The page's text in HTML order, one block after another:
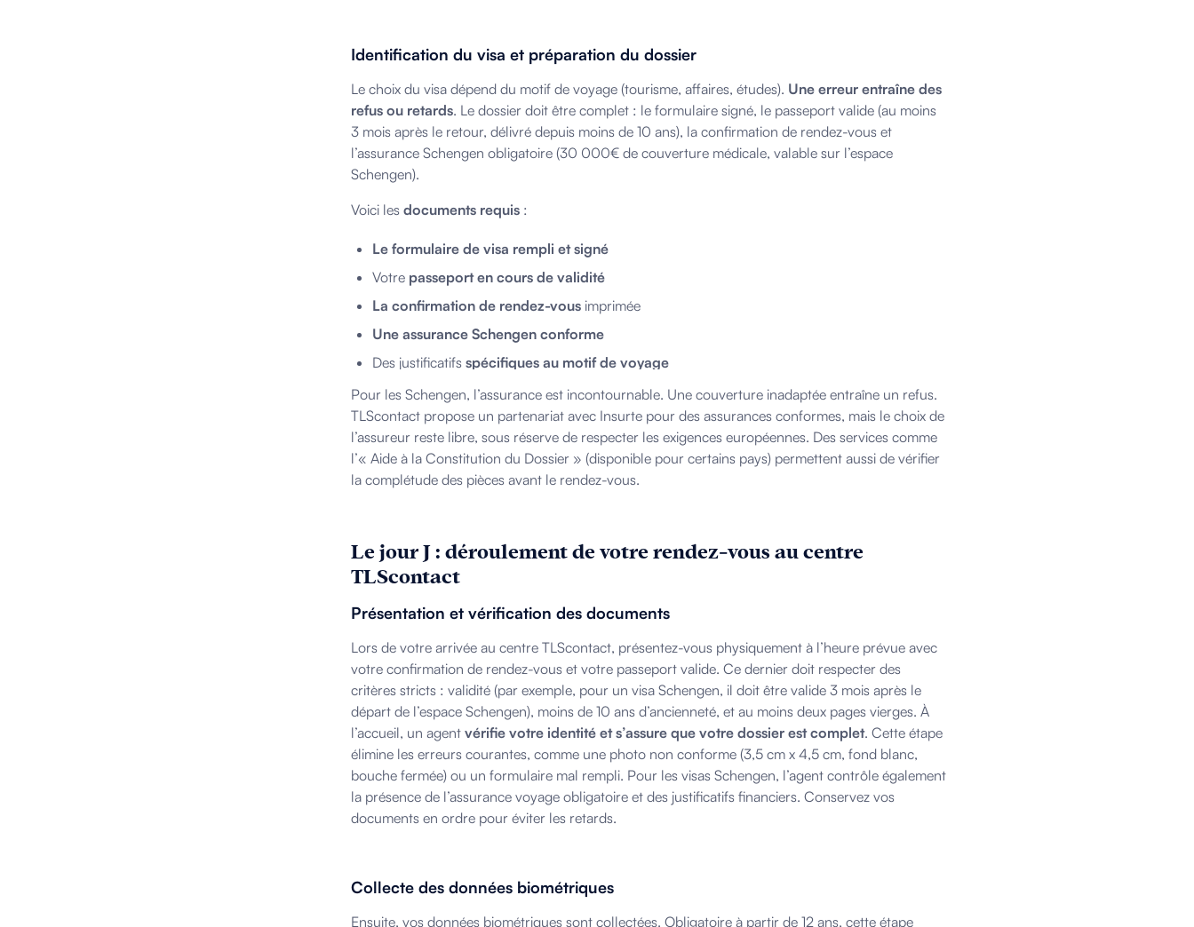
Identification du visa et préparation du dossier
Le choix du visa dépend du motif de voyage (tourisme, affaires, études). Une erreur entraîne des
refus ou retards. Le dossier doit être complet : le formulaire signé, le passeport valide (au moins
3 mois après le retour, délivré depuis moins de 10 ans), la confirmation de rendez-vous et
l’assurance Schengen obligatoire (30 000€ de couverture médicale, valable sur l’espace
Schengen).
Voici les documents requis :
Le formulaire de visa rempli et signé
Votre passeport en cours de validité
La confirmation de rendez-vous imprimée
Une assurance Schengen conforme
Des justificatifs spécifiques au motif de voyage
Pour les Schengen, l’assurance est incontournable. Une couverture inadaptée entraîne un refus.
TLScontact propose un partenariat avec Insurte pour des assurances conformes, mais le choix de
l’assureur reste libre, sous réserve de respecter les exigences européennes. Des services comme
l’« Aide à la Constitution du Dossier » (disponible pour certains pays) permettent aussi de vérifier
la complétude des pièces avant le rendez-vous.
Le jour J : déroulement de votre rendez-vous au centre
TLScontact
Présentation et vérification des documents
Lors de votre arrivée au centre TLScontact, présentez-vous physiquement à l’heure prévue avec
votre confirmation de rendez-vous et votre passeport valide. Ce dernier doit respecter des
critères stricts : validité (par exemple, pour un visa Schengen, il doit être valide 3 mois après le
départ de l’espace Schengen), moins de 10 ans d’ancienneté, et au moins deux pages vierges. À
l’accueil, un agent vérifie votre identité et s’assure que votre dossier est complet. Cette étape
élimine les erreurs courantes, comme une photo non conforme (3,5 cm x 4,5 cm, fond blanc,
bouche fermée) ou un formulaire mal rempli. Pour les visas Schengen, l’agent contrôle également
la présence de l’assurance voyage obligatoire et des justificatifs financiers. Conservez vos
documents en ordre pour éviter les retards.
Collecte des données biométriques
Ensuite, vos données biométriques sont collectées. Obligatoire à partir de 12 ans, cette étape